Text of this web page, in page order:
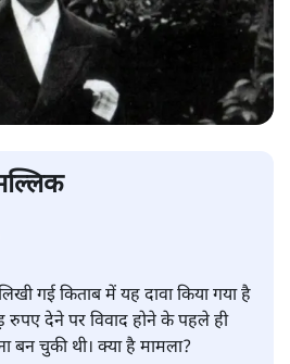
गई किताब में यह दावा किया गया है
रुपए देने पर विवाद होने के पहले ही
बन चुकी थी। क्या है मामला?